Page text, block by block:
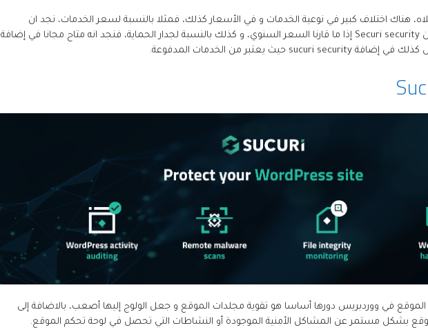
هناك اختلاف كبير في نوعية الخدمات و في الأسعار كذلك، فمثلا بالنسبة لسعر الخدمات، نجد ان
wordfence أقل تكلفة من Securi security إذا ما قارنا السعر السنوي، و كذلك بالنسبة لجدار الحماية، فنجد انه متاح مجانا في إضافة
في ووردبريس دورها أساسا هو تقوية مجلدات الموقع و جعل الولوج إليها أصعب، بالاضافة إلى
بشكل مستمر عن المشاكل الأمنية الموجودة أو النشاطات التي تحصل في لوحة تحكم الموقع.